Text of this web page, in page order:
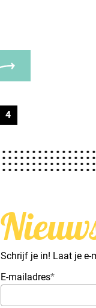
4
Schrijf je in! Laat je e-
E-mailadres*